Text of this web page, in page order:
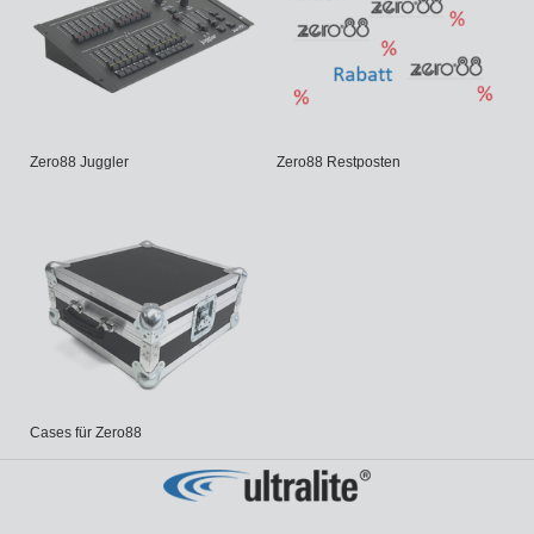
regelmäßig Software-Updates an, die in Zusammenarbeit mit
unseren Anwendern erstellt werden. Software-Trends und Ideen
werden wenn möglich mit einbezogen und halten unsere Kunden
immer auf dem neuesten Stand.
Kostenloser Software-Update-Service
Spektrum anspruchsvoller Anwendungen in Theaterhäusern,
Mehrzweckhallen, Bildungsstätten, TV-Studios und für Einsätze bei
Live-Events.
FLX S24
Die FLX S Serie ist portabel, leicht zu erlernen und einfach zu
bedienen. Mit den kompakten 19" Abmessungen bietet die FLX S24
Doppelte Leistungsfähigkeit mit intuitiver Hands-on-Steuerung von
bis zu 96 Moving Lights oder LED-Systemen, gepaart mit einem
Zero88 Juggler Zero88 Restposten
Cases für Zero88